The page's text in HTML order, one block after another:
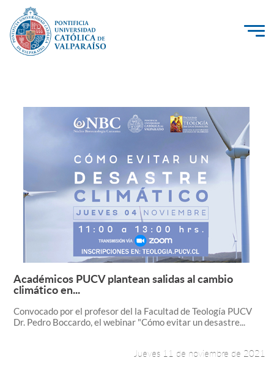
PUCV Internacional
Admisión
Formación Continua
Estudiantes
Leer más +
Académicos PUCV plantean salidas al cambio
climático en...
Convocado por el profesor del la Facultad de Teología PUCV
Dr. Pedro Boccardo, el webinar "Cómo evitar un desastre...
Jueves 11 de noviembre de 2021